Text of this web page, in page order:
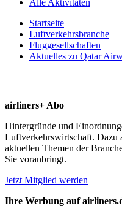
Startseite
Luftverkehrsbranche
Fluggesellschaften
Aktuelles zu Qatar
airliners+ Abo
Hintergründe und
Luftverkehrswirtschaft. Dazu
aktuellen Themen der
Sie voranbringt.
Jetzt Mitglied werden
Ihre Werbung auf